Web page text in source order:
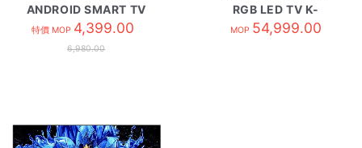
ANDROID SMART TV
65V6C
特價 MOP 4,399.00
6,980.00
RGB LED TV K-
75XR70M2
MOP 54,999.00